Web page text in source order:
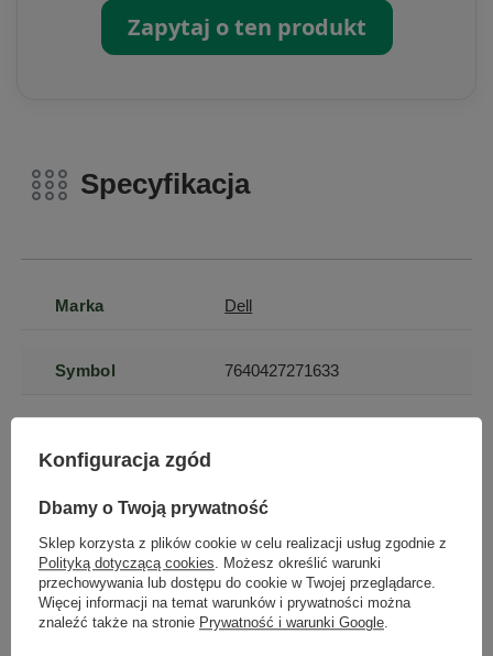
Zapytaj o ten produkt
Specyfikacja
Marka Dell
Symbol 7640427271633
Gwarancja
Gwarancja na 12
Klasa A-
Konfiguracja zgód
Dbamy o Twoją prywatność
Sklep korzysta z plików cookie w celu realizacji usług zgodnie z
Polityką dotyczącą cookies . Możesz określić warunki
przechowywania lub dostępu do cookie w Twojej przeglądarce.
Więcej informacji na temat warunków i prywatności można
znaleźć także na stronie Prywatność i warunki Google